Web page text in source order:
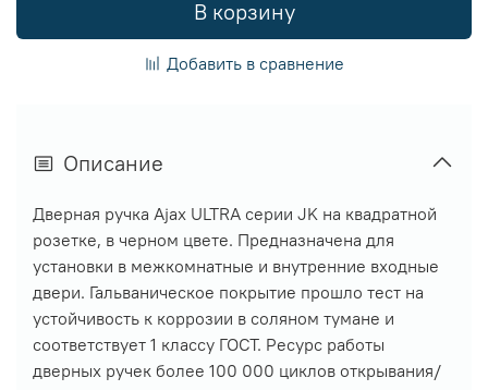
В корзину
Добавить в сравнение
Описание
Дверная ручка Ajax ULTRA серии JK на квадратной
розетке, в черном цвете. Предназначена для
установки в межкомнатные и внутренние входные
двери. Гальваническое покрытие прошло тест на
устойчивость к коррозии в соляном тумане и
соответствует 1 классу ГОСТ. Ресурс работы
дверных ручек более 100 000 циклов открывания/